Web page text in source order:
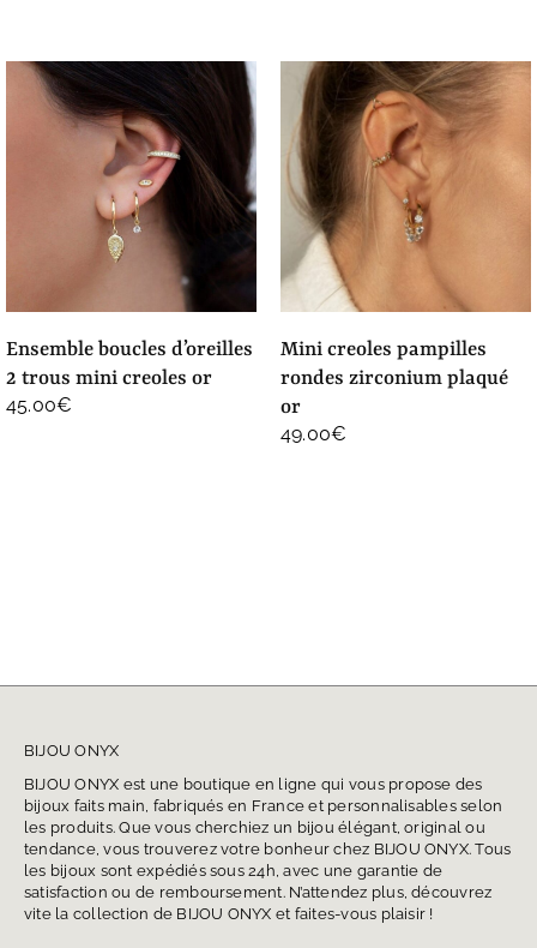
ensemble boucles d’oreilles
2 trous mini creoles or
45.00€
mini creoles pampilles
rondes zirconium plaqué
or
49.00€
BIJOU ONYX
BIJOU ONYX est une boutique en ligne qui vous propose des
bijoux faits main, fabriqués en France et personnalisables selon
les produits. Que vous cherchiez un bijou élégant, original ou
tendance, vous trouverez votre bonheur chez BIJOU ONYX. Tous
les bijoux sont expédiés sous 24h, avec une garantie de
satisfaction ou de remboursement. N’attendez plus, découvrez
vite la collection de BIJOU ONYX et faites-vous plaisir !